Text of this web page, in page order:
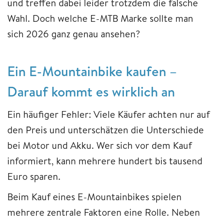
Wahl. Doch welche E-MTB Marke sollte man
sich 2026 ganz genau ansehen?
Ein E-Mountainbike kaufen –
Darauf kommt es wirklich an
Ein häufiger Fehler: Viele Käufer achten nur auf
den Preis und unterschätzen die Unterschiede
bei Motor und Akku. Wer sich vor dem Kauf
informiert, kann mehrere hundert bis tausend
Euro sparen.
Beim Kauf eines E-Mountainbikes spielen
mehrere zentrale Faktoren eine Rolle. Neben